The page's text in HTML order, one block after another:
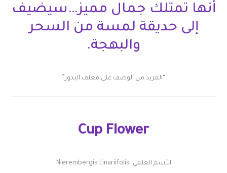
أنها تمتلك جمال مميز…سيضيف
إلى حديقة لمسة من السحر
والبهجة.
“المزيد من الوصف على مغلف البذور”
Cup Flower
الأسم العلمي: Nierembergia Linariifolia